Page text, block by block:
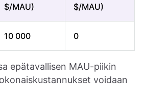
$/MAU)
$/MAU)
10 000 0
epätavallisen MAU-piikin
voidaan